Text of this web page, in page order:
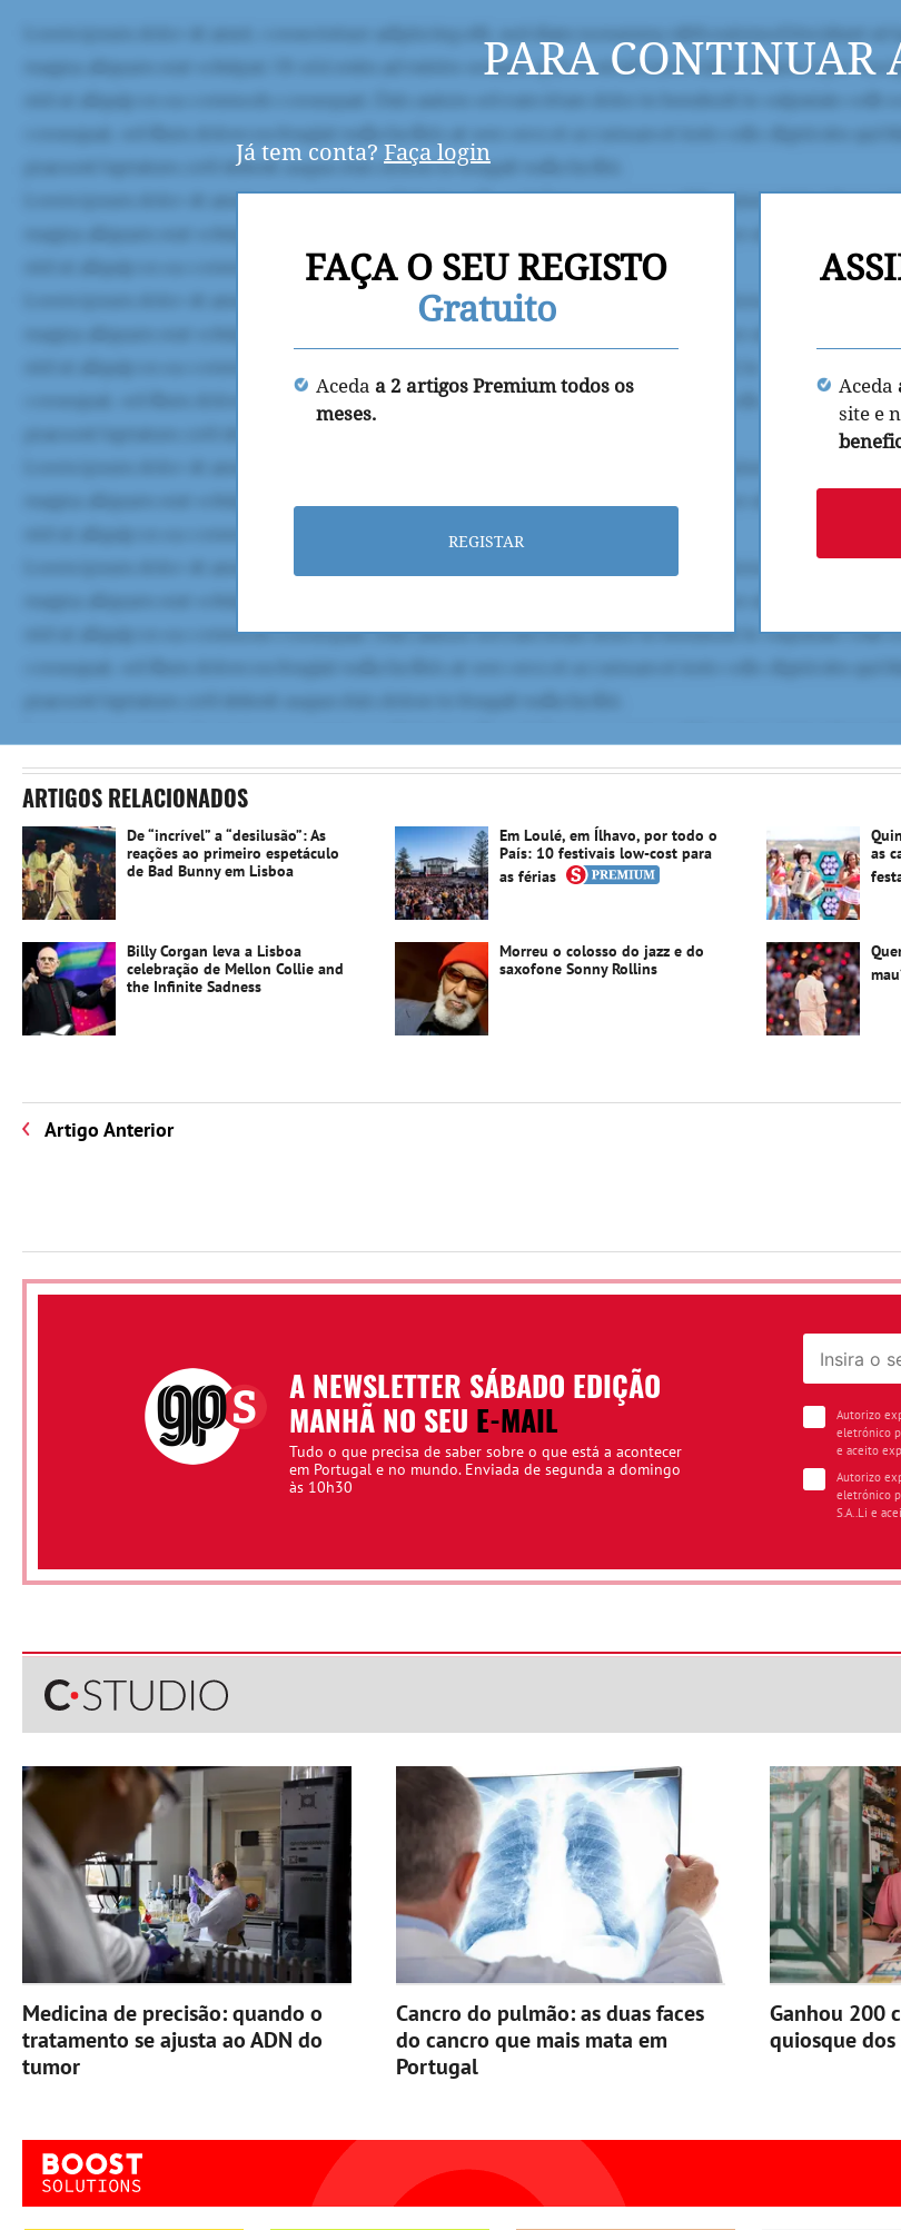
PARA CONTINUAR
Já tem conta? Faça login
FAÇA O SEU REGISTO
Gratuito
Aceda a 2 artigos Premium todos os
meses.
REGISTAR
Aceda
site e
ARTIGOS RELACIONADOS
De “incrível” a “desilusão”: As
reações ao primeiro espetáculo
de Bad Bunny em Lisboa
Em Loulé, em Ílhavo, por todo o
País: 10 festivais low-cost para
as férias
as
Billy Corgan leva a Lisboa
celebração de Mellon Collie and
the Infinite Sadness
Morreu o colosso do jazz e do
saxofone Sonny Rollins
Artigo Anterior
A NEWSLETTER SÁBADO EDIÇÃO
MANHÃ NO SEU E-MAIL
Tudo o que precisa de saber sobre o que está a acontecer
em Portugal e no mundo. Enviada de segunda a domingo
às 10h30
Autorizo
eletrónico
e aceito
Autorizo
eletrónico
S.A..Li e
Medicina de precisão: quando o
tratamento se ajusta ao ADN do
tumor
Cancro do pulmão: as duas faces
do cancro que mais mata em
Portugal
Ganhou 200
quiosque dos